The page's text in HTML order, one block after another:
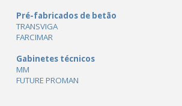
Pré-fabricados de betão
TRANSVIGA
FARCIMAR
Gabinetes técnicos
MM
FUTURE PROMAN